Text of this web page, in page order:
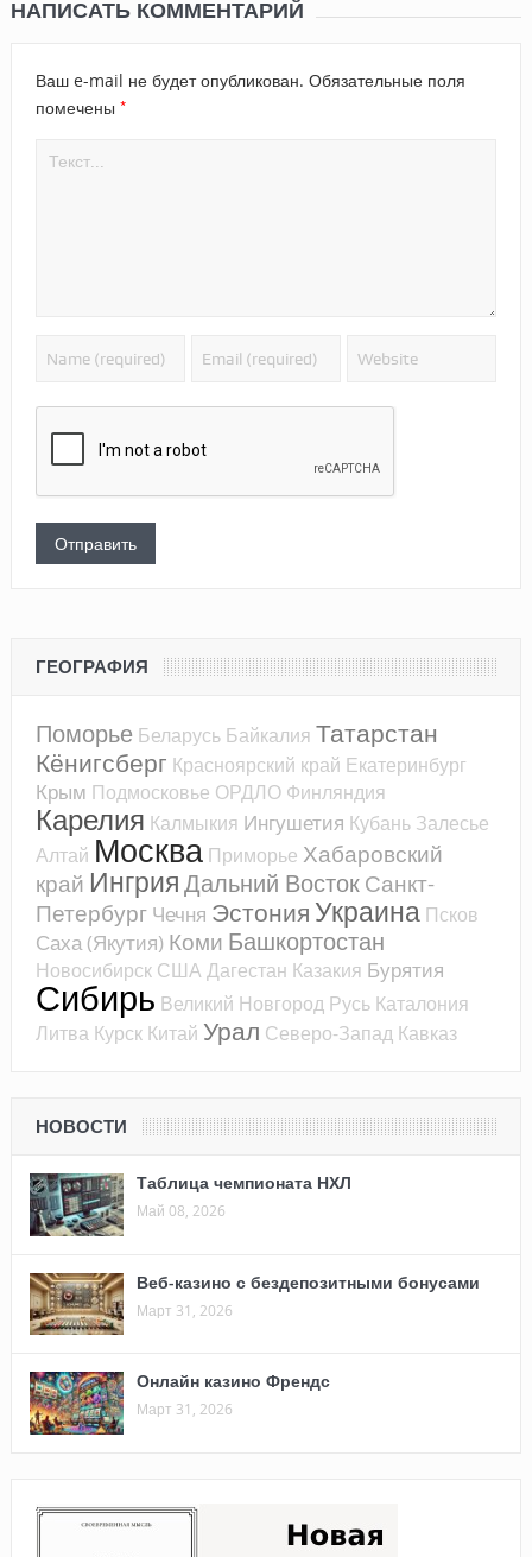
НАПИСАТЬ КОММЕНТАРИЙ
Ваш e-mail не будет опубликован. Обязательные поля
помечены *
ГЕОГРАФИЯ
Поморье Беларусь Байкалия Татарстан
Кёнигсберг Красноярский край Екатеринбург
Крым Подмосковье ОРДЛО Финляндия
Карелия Калмыкия Ингушетия Кубань Залесье
Алтай Москва Приморье Хабаровский
край ИнгрияДальний Восток Санкт-
Петербург Чечня Эстония Украина Псков
Саха (Якутия) Коми Башкортостан
Новосибирск США Дагестан Казакия Бурятия
Сибирь Великий Новгород Русь Каталония
Литва Курск Китай Урал Северо-Запад Кавказ
НОВОСТИ
Таблица чемпионата НХЛ
Май 08, 2026
Веб-казино с бездепозитными бонусами
Март 31, 2026
Онлайн казино Френдс
Март 31, 2026